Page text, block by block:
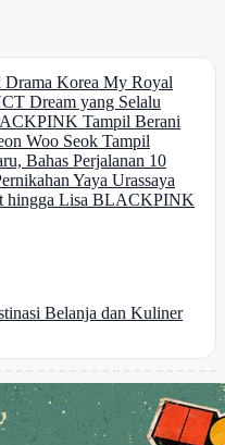
Korea My Royal
Dream yang Selalu
Tampil Berani
Woo Seok Tampil
Bahas Perjalanan 10
Yaya Urassaya
hingga Lisa BLACKPINK
Belanja dan Kuliner